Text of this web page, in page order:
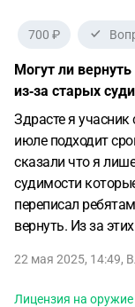
700 ₽
Могут ли
из‑за старых
Здрасте я
июле подходит
сказали что я
судимости
переписал
вернуть. Из за
22 мая 2025, 14:49,
Лицензия на оружие